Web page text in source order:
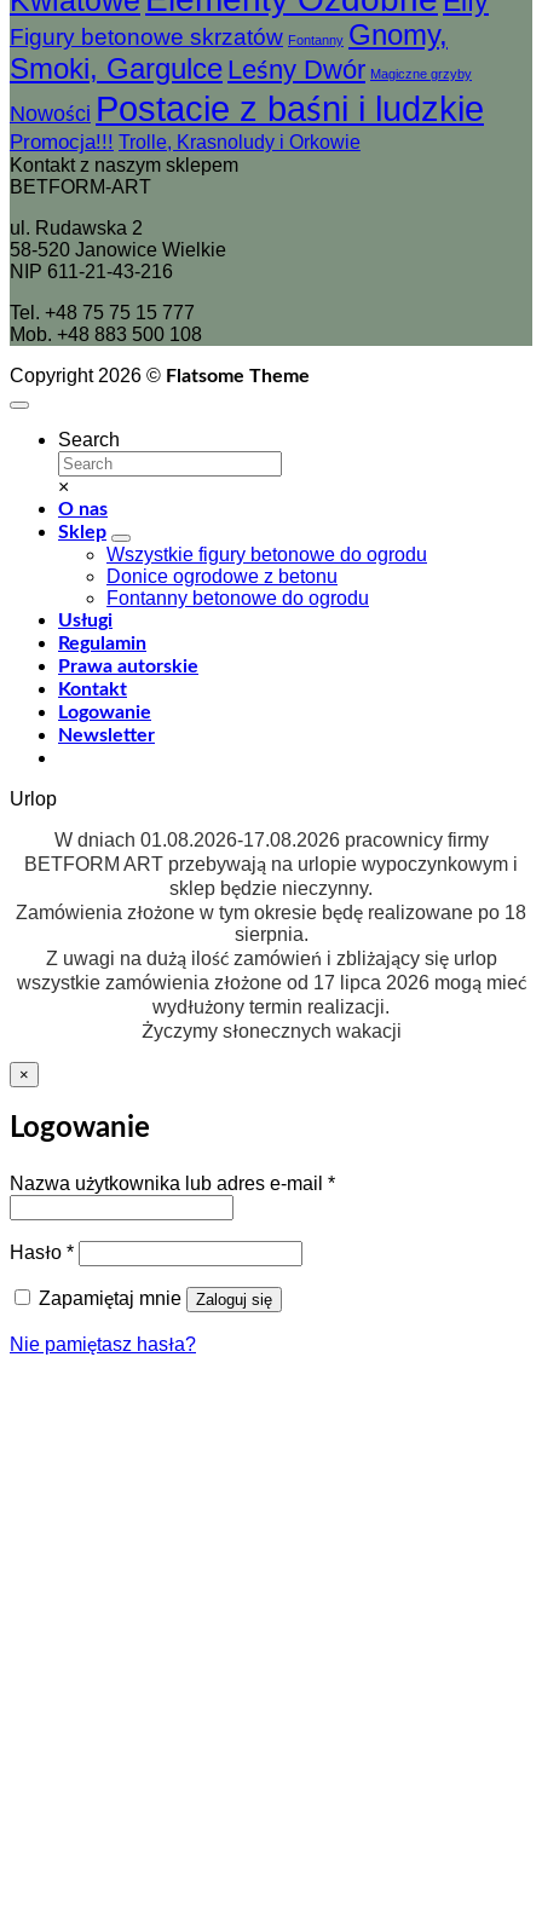
Figury betonowe skrzatów Fontanny Gnomy,
Smoki, Gargulce Leśny Dwór Magiczne grzyby
Nowości Postacie z baśni i ludzkie
Promocja!!! Trolle, Krasnoludy i Orkowie
Kontakt z naszym sklepem
BETFORM-ART
ul. Rudawska 2
58-520 Janowice Wielkie
NIP 611-21-43-216
Tel. +48 75 75 15 777
Mob. +48 883 500 108
Copyright 2026 © Flatsome Theme
Search
×
O nas
Sklep
Wszystkie figury betonowe do ogrodu
Donice ogrodowe z betonu
Fontanny betonowe do ogrodu
Usługi
Regulamin
Prawa autorskie
Kontakt
Logowanie
Newsletter
Urlop
W dniach 01.08.2026-17.08.2026 pracownicy firmy
BETFORM ART przebywają na urlopie wypoczynkowym i
sklep będzie nieczynny.
Zamówienia złożone w tym okresie będę realizowane po 18
sierpnia.
Z uwagi na dużą ilość zamówień i zbliżający się urlop
wszystkie zamówienia złożone od 17 lipca 2026 mogą mieć
wydłużony termin realizacji.
Życzymy słonecznych wakacji
×
Logowanie
Nazwa użytkownika lub adres e-mail *Wymagane
Hasło *Wymagane
Zapamiętaj mnie Zaloguj się
Nie pamiętasz hasła?